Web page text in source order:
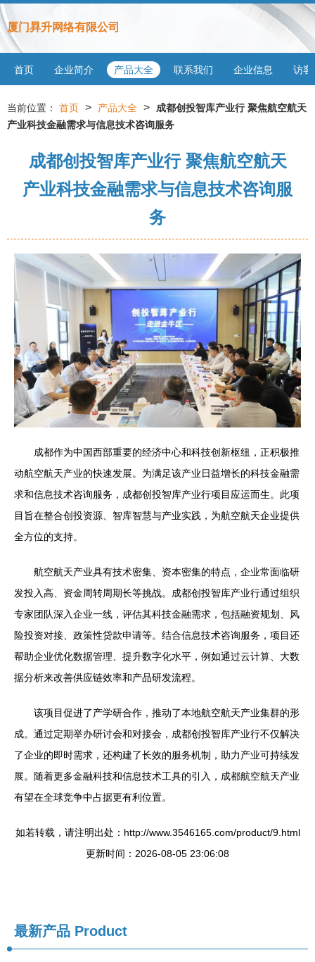
厦门昪升网络有限公司
首页 企业简介 产品大全 联系我们 企业信息 访客
当前位置： 首页 > 产品大全 >
成都创投智库产业行 聚焦航空航天
产业科技金融需求与信息技术咨询服务
成都创投智库产业行 聚焦航空航天
产业科技金融需求与信息技术咨询服
务
成都作为中国西部重要的经济中心和科技创新枢纽，正积极推
动航空航天产业的快速发展。为满足该产业日益增长的科技金融需
求和信息技术咨询服务，成都创投智库产业行项目应运而生。此项
目旨在整合创投资源、智库智慧与产业实践，为航空航天企业提供
全方位的支持。
航空航天产业具有技术密集、资本密集的特点，企业常面临研
发投入高、资金周转周期长等挑战。成都创投智库产业行通过组织
专家团队深入企业一线，评估其科技金融需求，包括融资规划、风
险投资对接、政策性贷款申请等。结合信息技术咨询服务，项目还
帮助企业优化数据管理、提升数字化水平，例如通过云计算、大数
据分析来改善供应链效率和产品研发流程。
该项目促进了产学研合作，推动了本地航空航天产业集群的形
成。通过定期举办研讨会和对接会，成都创投智库产业行不仅解决
了企业的即时需求，还构建了长效的服务机制，助力产业可持续发
展。随着更多金融科技和信息技术工具的引入，成都航空航天产业
有望在全球竞争中占据更有利位置。
如若转载，请注明出处：http://www.3546165.com/product/9.html
更新时间：2026-08-05 23:06:08
最新产品 Product